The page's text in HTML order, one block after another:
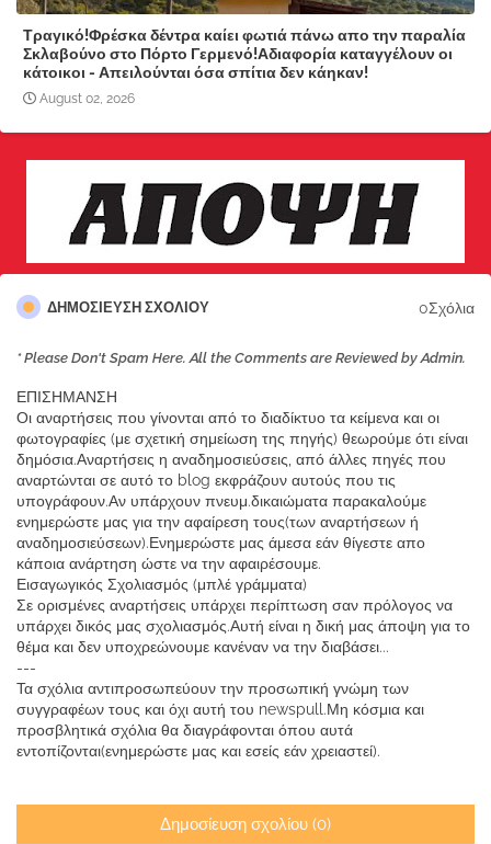
Τραγικό!Φρέσκα δέντρα καίει φωτιά πάνω απο την παραλία
Σκλαβούνο στο Πόρτο Γερμενό!Αδιαφορία καταγγέλουν οι
κάτοικοι - Απειλούνται όσα σπίτια δεν κάηκαν!
August 02, 2026
ΔΗΜΟΣΊΕΥΣΗ ΣΧΟΛΊΟΥ 0Σχόλια
* Please Don't Spam Here. All the Comments are Reviewed by Admin.
ΕΠΙΣΗΜΑΝΣΗ
Οι αναρτήσεις που γίνονται από το διαδίκτυο τα κείμενα και οι
φωτογραφίες (με σχετική σημείωση της πηγής) θεωρούμε ότι είναι
δημόσια.Αναρτήσεις η αναδημοσιεύσεις, από άλλες πηγές που
αναρτώνται σε αυτό το blog εκφράζουν αυτούς που τις
υπογράφουν.Αν υπάρχουν πνευμ.δικαιώματα παρακαλούμε
ενημερώστε μας για την αφαίρεση τους(των αναρτήσεων ή
αναδημοσιεύσεων).Ενημερώστε μας άμεσα εάν θίγεστε απο
κάποια ανάρτηση ώστε να την αφαιρέσουμε.
Εισαγωγικός Σχολιασμός (μπλέ γράμματα)
Σε ορισμένες αναρτήσεις υπάρχει περίπτωση σαν πρόλογος να
υπάρχει δικός μας σχολιασμός.Αυτή είναι η δική μας άποψη για το
θέμα και δεν υποχρεώνουμε κανέναν να την διαβάσει...
---
Τα σχόλια αντιπροσωπεύουν την προσωπική γνώμη των
συγγραφέων τους και όχι αυτή του newspull.Μη κόσμια και
προσβλητικά σχόλια θα διαγράφονται όπου αυτά
εντοπίζονται(ενημερώστε μας και εσείς εάν χρειαστεί).
Δημοσίευση σχολίου (0)